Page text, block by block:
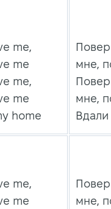
me,
me
me,
me
home
мне,
мне,
Вдали
me,
me
мне,